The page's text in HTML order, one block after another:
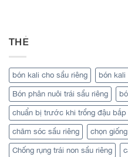
THẺ
bón kali cho sầu riêng bón kali
Bón phân nuôi trái sầu riêng
chuẩn bị trước khi trồng đậu bắp
chăm sóc sầu riêng chọn
Chống rụng trái non sầu riêng